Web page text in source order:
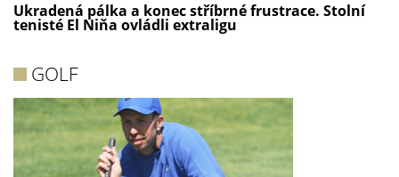
Ukradená pálka a konec stříbrné frustrace. Stolní
tenisté El Niňa ovládli extraligu
GOLF